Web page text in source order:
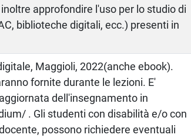
approfondire l'uso per lo studio di
biblioteche digitali, ecc.) presenti in
Maggioli, 2022(anche ebook).
fornite durante le lezioni. E'
dell'insegnamento in
. Gli studenti con disabilità e/o con
possono richiedere eventuali